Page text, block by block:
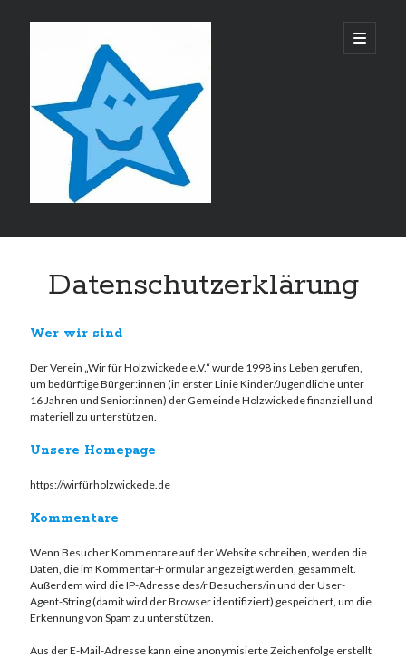
Holzwickede
open
primary
Datenschutzerklärung
Wer wir sind
Der Verein „Wir für Holzwickede e.V.“ wurde 1998 ins Leben gerufen,
um bedürftige Bürger:innen (in erster Linie Kinder/Jugendliche unter
16 Jahren und Senior:innen) der Gemeinde Holzwickede finanziell und
materiell zu unterstützen.
Unsere Homepage
https://wirfürholzwickede.de
Kommentare
Wenn Besucher Kommentare auf der Website schreiben, werden die
Daten, die im Kommentar-Formular angezeigt werden, gesammelt.
Außerdem wird die IP-Adresse des/r Besuchers/in und der User-
Agent-String (damit wird der Browser identifiziert) gespeichert, um die
Erkennung von Spam zu unterstützen.
Aus der E-Mail-Adresse kann eine anonymisierte Zeichenfolge erstellt